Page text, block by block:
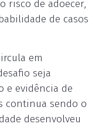
risco de adoecer,
de casos
em
seja
e evidência de
continua sendo o
desenvolveu